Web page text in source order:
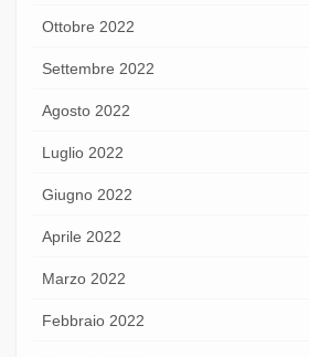
Ottobre 2022
Settembre 2022
Agosto 2022
Luglio 2022
Giugno 2022
Aprile 2022
Marzo 2022
Febbraio 2022